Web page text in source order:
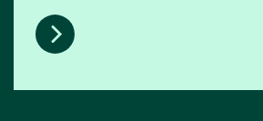
Onderwijs en kinderopvang